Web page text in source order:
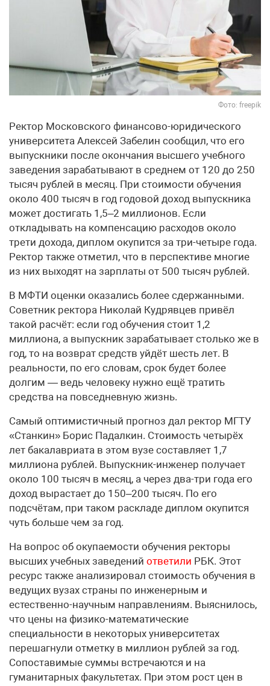
Фото: freepik
Ректор Московского финансово-юридического
университета Алексей Забелин сообщил, что его
выпускники после окончания высшего учебного
заведения зарабатывают в среднем от 120 до 250
тысяч рублей в месяц. При стоимости обучения
около 400 тысяч в год годовой доход выпускника
может достигать 1,5–2 миллионов. Если
откладывать на компенсацию расходов около
трети дохода, диплом окупится за три-четыре года.
Ректор также отметил, что в перспективе многие
из них выходят на зарплаты от 500 тысяч рублей.
В МФТИ оценки оказались более сдержанными.
Советник ректора Николай Кудрявцев привёл
такой расчёт: если год обучения стоит 1,2
миллиона, а выпускник зарабатывает столько же в
год, то на возврат средств уйдёт шесть лет. В
реальности, по его словам, срок будет более
долгим — ведь человеку нужно ещё тратить
средства на повседневную жизнь.
Самый оптимистичный прогноз дал ректор МГТУ
«Станкин» Борис Падалкин. Стоимость четырёх
лет бакалавриата в этом вузе составляет 1,7
миллиона рублей. Выпускник-инженер получает
около 100 тысяч в месяц, а через два-три года его
доход вырастает до 150–200 тысяч. По его
подсчётам, при таком раскладе диплом окупится
чуть больше чем за год.
На вопрос об окупаемости обучения ректоры
высших учебных заведений ответили РБК. Этот
ресурс также анализировал стоимость обучения в
ведущих вузах страны по инженерным и
естественно-научным направлениям. Выяснилось,
что цены на физико-математические
специальности в некоторых университетах
перешагнули отметку в миллион рублей за год.
Сопоставимые суммы встречаются и на
гуманитарных факультетах. При этом рост цен в